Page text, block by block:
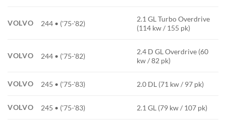
VOLVO 244 • ('75-'82)
2.1 GL Turbo Overdrive
(114 kw / 155 pk)
VOLVO 244 • ('75-'82)
2.4 D GL Overdrive (60
kw / 82 pk)
VOLVO 245 • ('75-'83) 2.0 DL (71 kw / 97 pk)
VOLVO 245 • ('75-'83) 2.1 GL (79 kw / 107 pk)